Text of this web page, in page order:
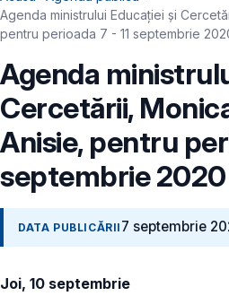
Agenda ministrului Educației și
pentru perioada 7 - 11 septembrie
Agenda
Cercetării,
Anisie, pentru
septembrie 2020
DATA PUBLICĂRII 7 septembrie
Joi, 10 septembrie